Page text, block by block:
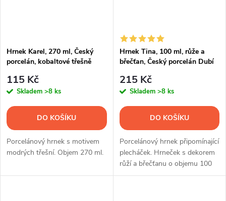
Hrnek Karel, 270 ml, Český
porcelán, kobaltové třešně
115 Kč
Skladem >8 ks
DO KOŠÍKU
Porcelánový hrnek s motivem
modrých třešní. Objem 270 ml.
Hrnek Tina, 100 ml, růže a
břečťan, Český porcelán Dubí
215 Kč
Skladem >8 ks
DO KOŠÍKU
Porcelánový hrnek připomínající
plecháček. Hrneček s dekorem
růží a břečťanu o objemu 100
ml.